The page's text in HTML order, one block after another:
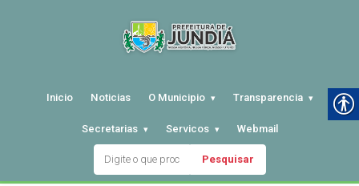
Inicio Noticias O Municipio Transparencia
Secretarias Servicos Webmail
Pesquisar